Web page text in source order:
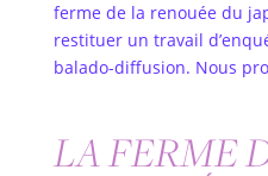
ferme de la renouée du
restituer un travail
balado-diffusion. Nous
LA FERME